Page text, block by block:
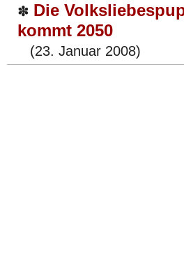
✽ Die
kommt 2050
(23. Januar 2008)